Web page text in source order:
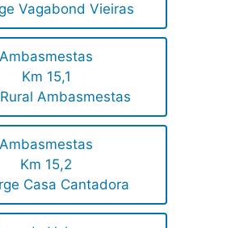
Vagabond Vieiras
Ambasmestas
Km 15,1
Ambasmestas
Ambasmestas
Km 15,2
Casa Cantadora